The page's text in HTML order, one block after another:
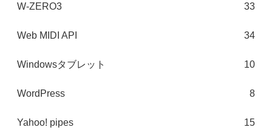
W-ZERO3 33
Web MIDI API 34
Windowsタブレット 10
WordPress 8
Yahoo! pipes 15